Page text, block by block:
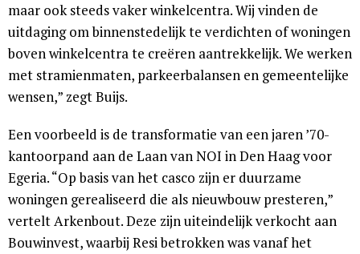
maar ook steeds vaker winkelcentra. Wij vinden de
uitdaging om binnenstedelijk te verdichten of woningen
boven winkelcentra te creëren aantrekkelijk. We werken
met stramienmaten, parkeerbalansen en gemeentelijke
wensen,” zegt Buijs.
Een voorbeeld is de transformatie van een jaren ’70-
kantoorpand aan de Laan van NOI in Den Haag voor
Egeria. “Op basis van het casco zijn er duurzame
woningen gerealiseerd die als nieuwbouw presteren,”
vertelt Arkenbout. Deze zijn uiteindelijk verkocht aan
Bouwinvest, waarbij Resi betrokken was vanaf het